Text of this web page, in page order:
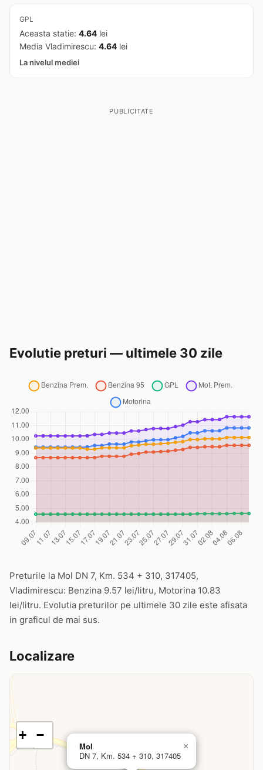
GPL
Aceasta statie: 4.64 lei
Media Vladimirescu: 4.64 lei
La nivelul mediei
PUBLICITATE
Evolutie preturi — ultimele 30 zile
Preturile la Mol DN 7, Km. 534 + 310, 317405,
Vladimirescu: Benzina 9.57 lei/litru, Motorina 10.83
lei/litru. Evolutia preturilor pe ultimele 30 zile este afisata
in graficul de mai sus.
Localizare
Mol
DN 7, Km. 534 + 310, 317405
×
+ −